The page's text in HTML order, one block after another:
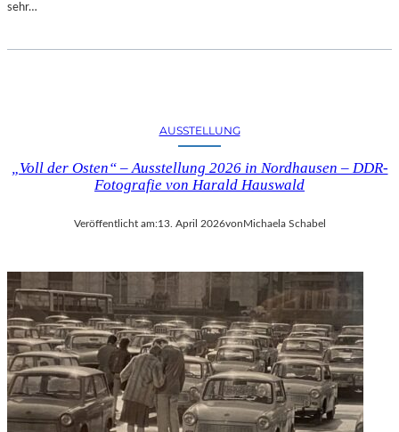
sehr…
AUSSTELLUNG
„Voll der Osten“ – Ausstellung 2026 in Nordhausen – DDR-
Fotografie von Harald Hauswald
Veröffentlicht am:13. April 2026von Michaela Schabel